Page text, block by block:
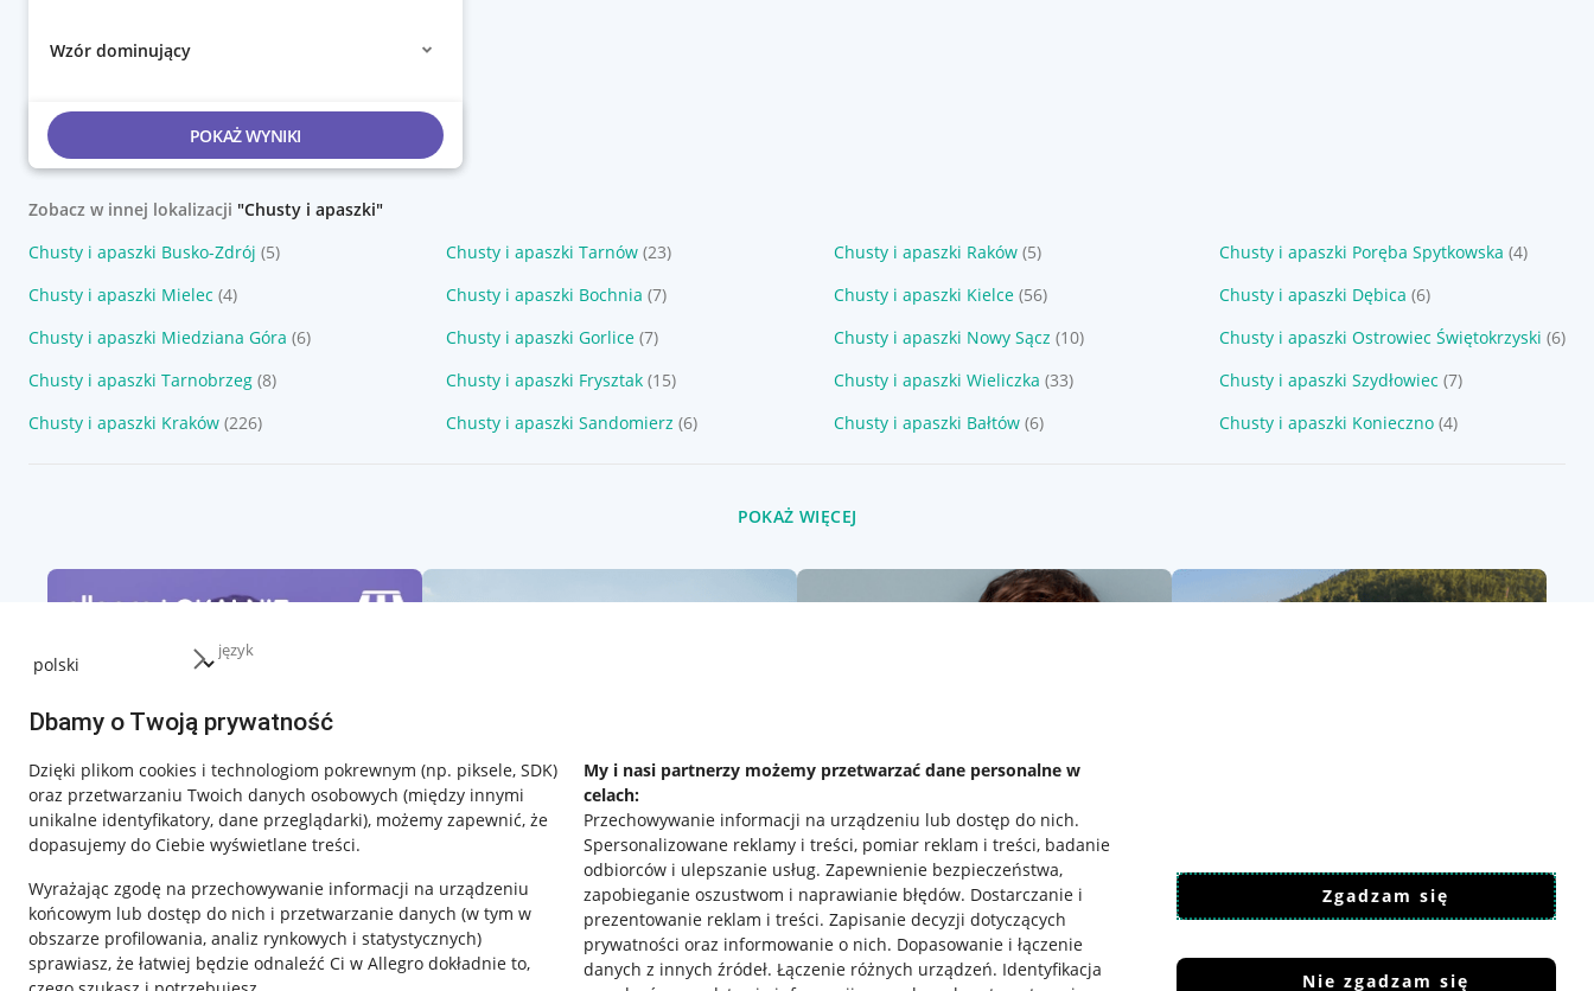
język
Dbamy o Twoją prywatność
Dzięki plikom cookies i technologiom pokrewnym (np. piksele, SDK)
oraz przetwarzaniu Twoich danych osobowych (między innymi
unikalne identyfikatory, dane przeglądarki), możemy zapewnić, że
dopasujemy do Ciebie wyświetlane treści.
Wyrażając zgodę na przechowywanie informacji na urządzeniu
końcowym lub dostęp do nich i przetwarzanie danych (w tym w
obszarze profilowania, analiz rynkowych i statystycznych)
sprawiasz, że łatwiej będzie odnaleźć Ci w Allegro dokładnie to,
My i nasi partnerzy możemy przetwarzać dane personalne w
celach:
Przechowywanie informacji na urządzeniu lub dostęp do nich.
Spersonalizowane reklamy i treści, pomiar reklam i treści, badanie
odbiorców i ulepszanie usług. Zapewnienie bezpieczeństwa,
zapobieganie oszustwom i naprawianie błędów. Dostarczanie i
prezentowanie reklam i treści. Zapisanie decyzji dotyczących
prywatności oraz informowanie o nich. Dopasowanie i łączenie
danych z innych źródeł. Łączenie różnych urządzeń. Identyfikacja
Zgadzam się
Nie zgadzam się
Wzór dominujący
POKAŻ WYNIKI
Zobacz w innej lokalizacji "Chusty i apaszki"
Chusty i apaszki Busko-Zdrój (5) Chusty i apaszki Tarnów (23) Chusty i apaszki Raków (5) Chusty i apaszki Poręba Spytkowska (4)
Chusty i apaszki Mielec (4) Chusty i apaszki Bochnia (7) Chusty i apaszki Kielce (56) Chusty i apaszki Dębica (6)
Chusty i apaszki Miedziana Góra (6) Chusty i apaszki Gorlice (7) Chusty i apaszki Nowy Sącz (10) Chusty i apaszki Ostrowiec Świętokrzyski (6)
Chusty i apaszki Tarnobrzeg (8) Chusty i apaszki Frysztak (15) Chusty i apaszki Wieliczka (33) Chusty i apaszki Szydłowiec (7)
Chusty i apaszki Kraków (226) Chusty i apaszki Sandomierz (6) Chusty i apaszki Bałtów (6) Chusty i apaszki Konieczno (4)
POKAŻ WIĘCEJ